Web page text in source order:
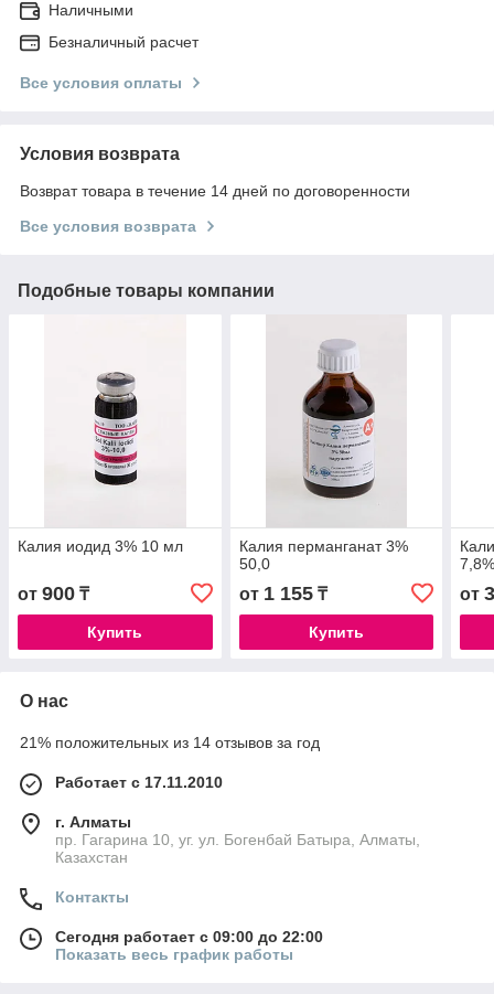
Наличными
Безналичный расчет
Все условия оплаты
Условия возврата
Возврат товара в течение 14 дней по договоренности
Все условия возврата
Подобные товары компании
Калия иодид 3% 10 мл
от 900 ₸
Купить
Калия перманганат 3%
50,0
от 1 155₸
Купить
от
О нас
21% положительных из 14 отзывов за год
Работает с 17.11.2010
г. Алматы
пр. Гагарина 10, уг. ул. Богенбай Батыра, Алматы,
Казахстан
Контакты
Сегодня работает с 09:00 до 22:00
Показать весь график работы